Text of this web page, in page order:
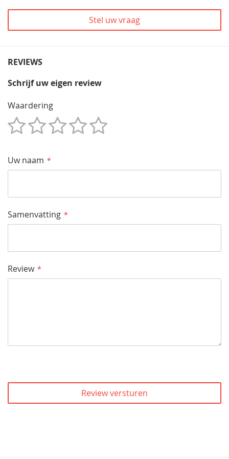
Stel uw vraag
REVIEWS
Schrijf uw eigen review
Waardering
Uw naam
Samenvatting
Review
Review versturen